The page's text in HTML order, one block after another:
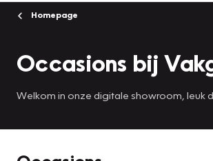
Homepage
Occasions bij
Welkom in onze digitale showroom, leuk